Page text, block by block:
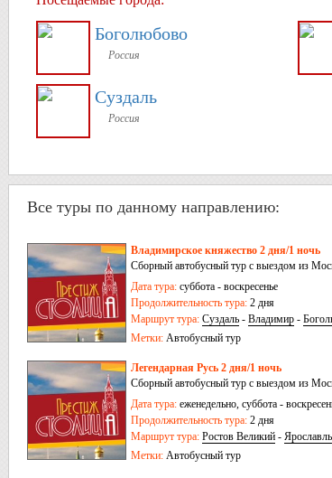
Боголюбово
Россия
Суздаль
Россия
Все туры по данному направлению:
Владимирское княжество 2 дня/1 ночь
Сборный автобусный тур с выездом из
Дата тура: суббота - воскресенье
Продолжительность тура: 2 дня
Маршрут тура: Суздаль - Владимир -
Метки: Автобусный тур
Легендарная Русь 2 дня/1 ночь
Сборный автобусный тур с выездом из
Дата тура: еженедельно, суббота -
Продолжительность тура: 2 дня
Маршрут тура: Ростов Великий - Ярославль
Метки: Автобусный тур